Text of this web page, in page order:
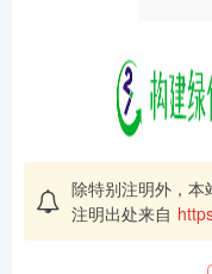
除特别注明外，本
注明出处来自